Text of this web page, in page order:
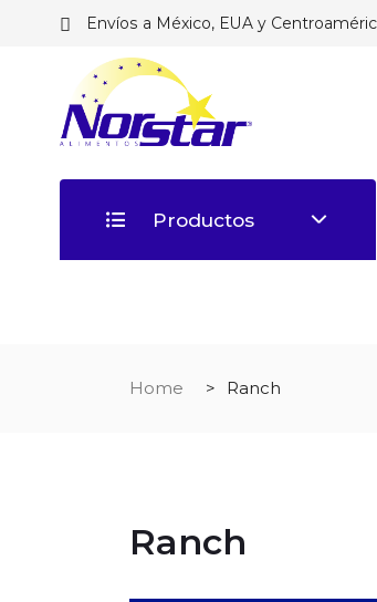
Envíos a México, EUA y
Productos
Home Ranch
Ranch